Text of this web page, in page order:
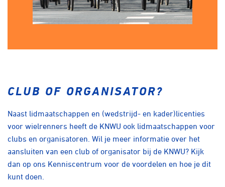
CLUB OF ORGANISATOR?
Naast lidmaatschappen en (wedstrijd- en kader)licenties
voor wielrenners heeft de KNWU ook lidmaatschappen voor
clubs en organisatoren. Wil je meer informatie over het
aansluiten van een club of organisator bij de KNWU? Kijk
dan op ons Kenniscentrum voor de voordelen en hoe je dit
kunt doen.